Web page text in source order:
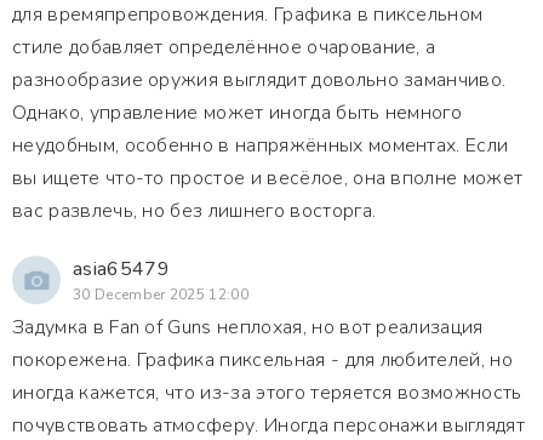
для времяпрепровождения. Графика в пиксельном
стиле добавляет определённое очарование, а
разнообразие оружия выглядит довольно заманчиво.
Однако, управление может иногда быть немного
неудобным, особенно в напряжённых моментах. Если
вы ищете что-то простое и весёлое, она вполне может
вас развлечь, но без лишнего восторга.
asia65479
30 December 2025 12:00
Задумка в Fan of Guns неплохая, но вот реализация
покорежена. Графика пиксельная - для любителей, но
иногда кажется, что из-за этого теряется возможность
почувствовать атмосферу. Иногда персонажи выглядят